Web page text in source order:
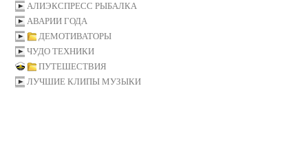
АЛИЭКСПРЕСС РЫБАЛКА
АВАРИИ ГОДА
ДЕМОТИВАТОРЫ
ЧУДО ТЕХНИКИ
ПУТЕШЕСТВИЯ
ЛУЧШИЕ КЛИПЫ МУЗЫКИ